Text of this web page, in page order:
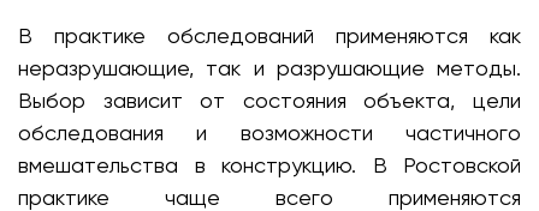
В практике обследований применяются как
неразрушающие, так и разрушающие методы.
Выбор зависит от состояния объекта, цели
обследования и возможности частичного
вмешательства в конструкцию. В Ростовской
практике чаще всего применяются